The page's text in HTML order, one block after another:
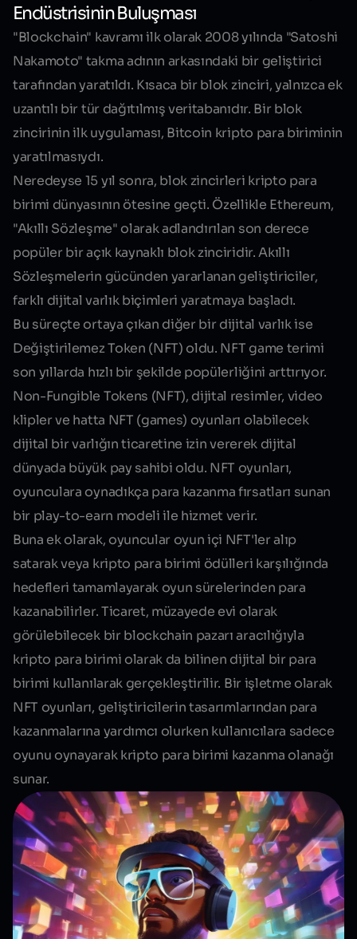
Endüstrisinin Buluşması
"Blockchain" kavramı ilk olarak 2008 yılında "Satoshi
Nakamoto" takma adının arkasındaki bir geliştirici
tarafından yaratıldı. Kısaca bir blok zinciri, yalnızca ek
uzantılı bir tür dağıtılmış veritabanıdır. Bir blok
zincirinin ilk uygulaması, Bitcoin kripto para biriminin
yaratılmasıydı.
Neredeyse 15 yıl sonra, blok zincirleri kripto para
birimi dünyasının ötesine geçti. Özellikle Ethereum,
"Akıllı Sözleşme" olarak adlandırılan son derece
popüler bir açık kaynaklı blok zinciridir. Akıllı
Sözleşmelerin gücünden yararlanan geliştiriciler,
farklı dijital varlık biçimleri yaratmaya başladı.
Bu süreçte ortaya çıkan diğer bir dijital varlık ise
Değiştirilemez Token (NFT) oldu. NFT game terimi
son yıllarda hızlı bir şekilde popülerliğini arttırıyor.
Non-Fungible Tokens (NFT), dijital resimler, video
klipler ve hatta NFT (games) oyunları olabilecek
dijital bir varlığın ticaretine izin vererek dijital
dünyada büyük pay sahibi oldu. NFT oyunları,
oyunculara oynadıkça para kazanma fırsatları sunan
bir play-to-earn modeli ile hizmet verir.
Buna ek olarak, oyuncular oyun içi NFT'ler alıp
satarak veya kripto para birimi ödülleri karşılığında
hedefleri tamamlayarak oyun sürelerinden para
kazanabilirler. Ticaret, müzayede evi olarak
görülebilecek bir blockchain pazarı aracılığıyla
kripto para birimi olarak da bilinen dijital bir para
birimi kullanılarak gerçekleştirilir. Bir işletme olarak
NFT oyunları, geliştiricilerin tasarımlarından para
kazanmalarına yardımcı olurken kullanıcılara sadece
oyunu oynayarak kripto para birimi kazanma olanağı
sunar.